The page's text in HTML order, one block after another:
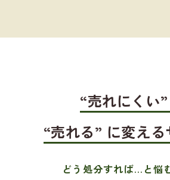
“売れにくい
“売れる” に変える
どう処分すれば…と悩